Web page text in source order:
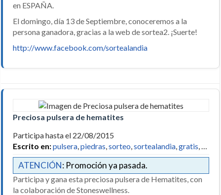
en ESPAÑA.
El domingo, día 13 de Septiembre, conoceremos a la
persona ganadora, gracias a la web de sortea2. ¡Suerte!
http://www.facebook.com/sortealandia
Preciosa pulsera de hematites
Participa hasta el 22/08/2015
Escrito en:pulsera,piedras,sorteo,sortealandia,gratis, …
ATENCIÓN: Promoción ya pasada.
Participa y gana esta preciosa pulsera de Hematites, con
la colaboración de Stoneswellness.